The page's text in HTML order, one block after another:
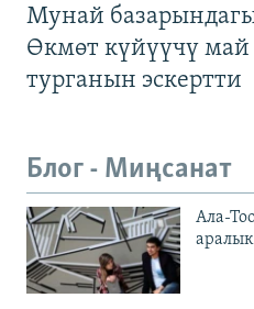
Мунай
Өкмөт күйүүчү
турганын эскертти
Блог - Миңсанат
Ала-